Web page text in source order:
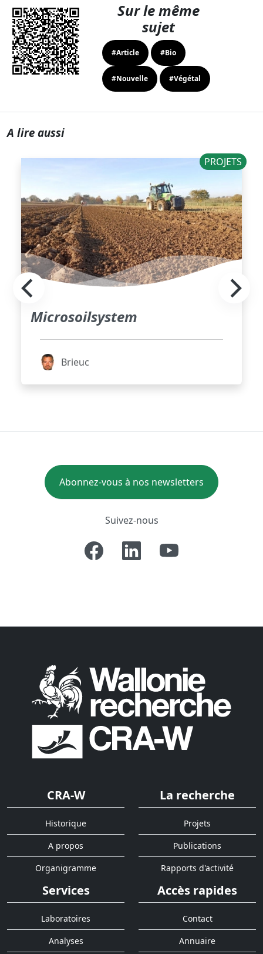
Sur le même
sujet
#Article #Bio
#Nouvelle #Végétal
A lire aussi
PROJETS
Microsoilsystem
Brieuc
Abonnez-vous à nos newsletters
Suivez-nous
CRA-W
Historique
A propos
Organigramme
La recherche
Projets
Publications
Rapports d'activité
Services
Laboratoires
Analyses
Accès rapides
Contact
Annuaire